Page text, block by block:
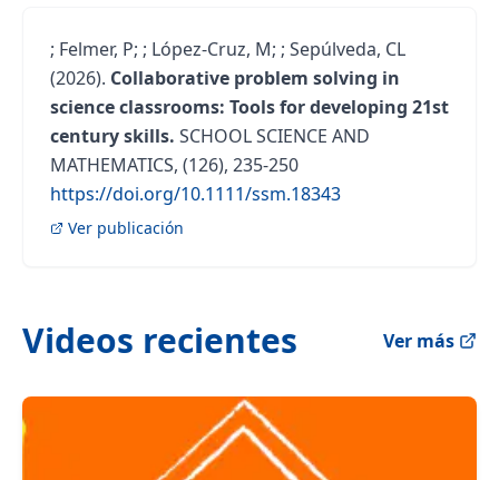
; Felmer, P; ; López-Cruz, M; ; Sepúlveda, CL
(2026). Collaborative problem solving in
science classrooms: Tools for developing 21st
century skills. SCHOOL SCIENCE AND
MATHEMATICS, (126), 235-250
https://doi.org/10.1111/ssm.18343
Ver publicación
Videos recientes Ver más